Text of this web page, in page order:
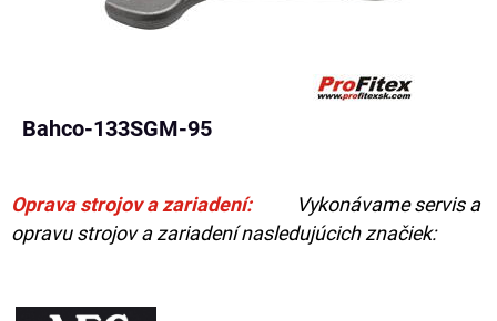
Bahco-133SGM-95
Oprava strojov a zariadení:
Vykonávame servis a
opravu strojov a zariadení nasledujúcich značiek: